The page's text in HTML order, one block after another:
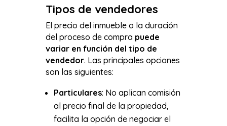
Tipos de vendedores
El precio del inmueble o la duración
del proceso de compra puede
variar en función del tipo de
vendedor. Las principales opciones
son las siguientes:
Particulares: No aplican comisión
al precio final de la propiedad,
facilita la opción de negociar el